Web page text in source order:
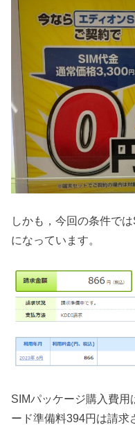
しかも，今回の条件で
になっています。
SIMパッケージ購入費用
ード準備料394円は請求